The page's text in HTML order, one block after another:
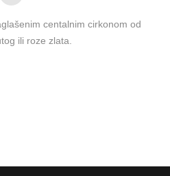
centalnim cirkonom od
ili roze zlata.